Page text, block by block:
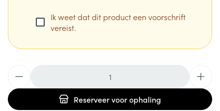
Ik weet dat dit product een voorschrift
vereist.
Reserveervoor ophaling